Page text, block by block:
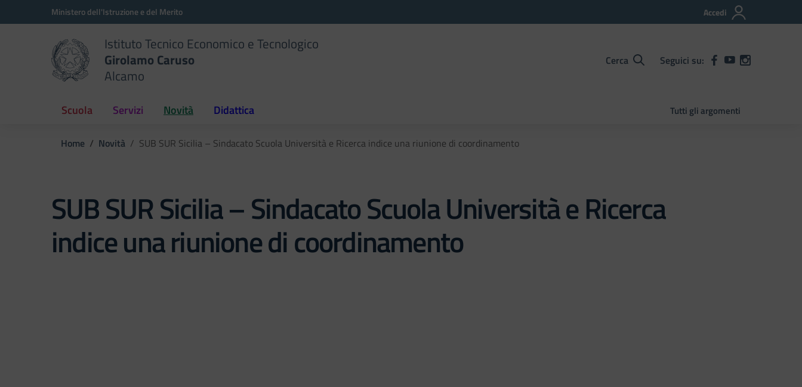
Vai ai contenuti
Vai al menu di navigazioneMinistero dell'Istruzione e del Merito Accedi
Istituto Tecnico Economico e Tecnologico
Girolamo Caruso
Alcamo
Cerca Seguici su:
Scuola Servizi Novità Didattica Tutti gli argomenti
Home Novità SUB SUR Sicilia – Sindacato Scuola Università e Ricerca indice una riunione di coordinamento
SUB SUR Sicilia – Sindacato Scuola Università e Ricerca
indice una riunione di coordinamento